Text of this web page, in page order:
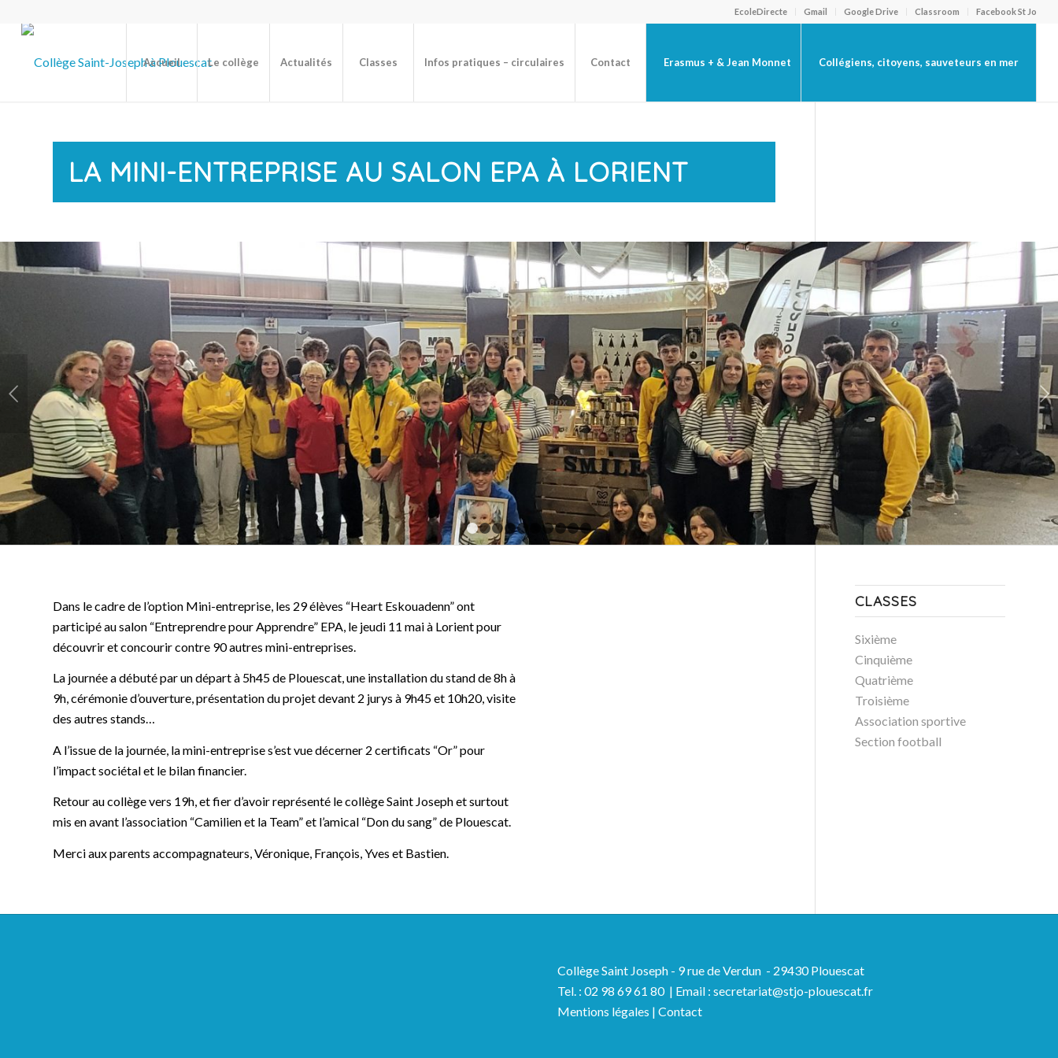
EcoleDirecte Gmail Google Drive Classroom Facebook St Jo
Accueil Le collège Actualités Classes Infos pratiques – circulaires Contact Erasmus + & Jean Monnet Collégiens, citoyens, sauveteurs en mer
LA MINI-ENTREPRISE AU SALON EPA À LORIENT
Suivant
1 2 3 4 7 8 9 10
Dans le cadre de l’option Mini-entreprise, les 29 élèves “Heart Eskouadenn” ont
participé au salon “Entreprendre pour Apprendre” EPA, le jeudi 11 mai à Lorient pour
découvrir et concourir contre 90 autres mini-entreprises.
La journée a débuté par un départ à 5h45 de Plouescat, une installation du stand de 8h à
9h, cérémonie d’ouverture, présentation du projet devant 2 jurys à 9h45 et 10h20, visite
des autres stands…
A l’issue de la journée, la mini-entreprise s’est vue décerner 2 certificats “Or” pour
l’impact sociétal et le bilan financier.
Retour au collège vers 19h, et fier d’avoir représenté le collège Saint Joseph et surtout
mis en avant l’association “Camilien et la Team” et l’amical “Don du sang” de Plouescat.
Merci aux parents accompagnateurs, Véronique, François, Yves et Bastien.
CLASSES
Sixième
Cinquième
Quatrième
Troisième
Association sportive
Section football
Collège Saint Joseph - 9 rue de Verdun - 29430 Plouescat
Tel. : 02 98 69 61 80 | Email : secretariat@stjo-plouescat.fr
Mentions légales |Contact